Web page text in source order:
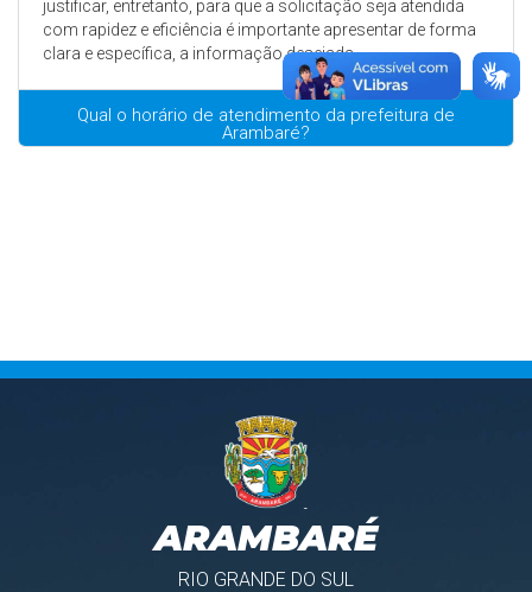
justificar, entretanto, para que a solicitação seja atendida
com rapidez e eficiência é importante apresentar de forma
clara e específica, a informação desejada.
Qual o horário de atendimento da prefeitura de
Arambaré?
ARAMBARÉ
RIO GRANDE DO SUL